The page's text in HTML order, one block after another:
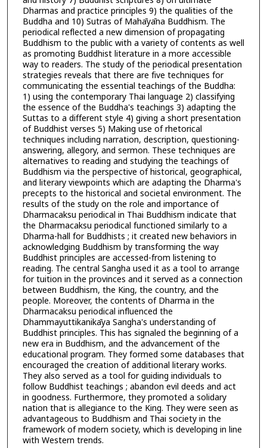
Dharmas and practice principles 9) the qualities of the
Buddha and 10) Sutras of Mahāyāna Buddhism. The
periodical reflected a new dimension of propagating
Buddhism to the public with a variety of contents as well
as promoting Buddhist literature in a more accessible
way to readers. The study of the periodical presentation
strategies reveals that there are five techniques for
communicating the essential teachings of the Buddha:
1) using the contemporary Thai language 2) classifying
the essence of the Buddha's teachings 3) adapting the
Suttas to a different style 4) giving a short presentation
of Buddhist verses 5) Making use of rhetorical
techniques including narration, description, questioning-
answering, allegory, and sermon. These techniques are
alternatives to reading and studying the teachings of
Buddhism via the perspective of historical, geographical,
and literary viewpoints which are adapting the Dharma's
precepts to the historical and societal environment. The
results of the study on the role and importance of
Dharmacaksu periodical in Thai Buddhism indicate that
the Dharmacaksu periodical functioned similarly to a
Dharma-hall for Buddhists ; it created new behaviors in
acknowledging Buddhism by transforming the way
Buddhist principles are accessed-from listening to
reading. The central Sangha used it as a tool to arrange
for tuition in the provinces and it served as a connection
between Buddhism, the King, the country, and the
people. Moreover, the contents of Dharma in the
Dharmacaksu periodical influenced the
Dhammayuttikanikāya Sangha's understanding of
Buddhist principles. This has signaled the beginning of a
new era in Buddhism, and the advancement of the
educational program. They formed some databases that
encouraged the creation of additional literary works.
They also served as a tool for guiding individuals to
follow Buddhist teachings ; abandon evil deeds and act
in goodness. Furthermore, they promoted a solidary
nation that is allegiance to the King. They were seen as
advantageous to Buddhism and Thai society in the
framework of modern society, which is developing in line
with Western trends.